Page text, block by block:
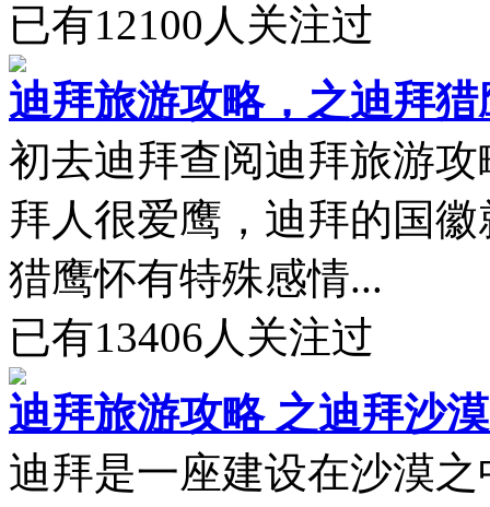
已有12100 人关注过
迪拜旅游攻略，之迪拜猎
初去迪拜查阅迪拜旅游
拜人很爱鹰，迪拜的国
猎鹰怀有特殊感情...
已有13406人关注过
迪拜旅游攻略 之迪拜沙
迪拜是一座建设在沙漠